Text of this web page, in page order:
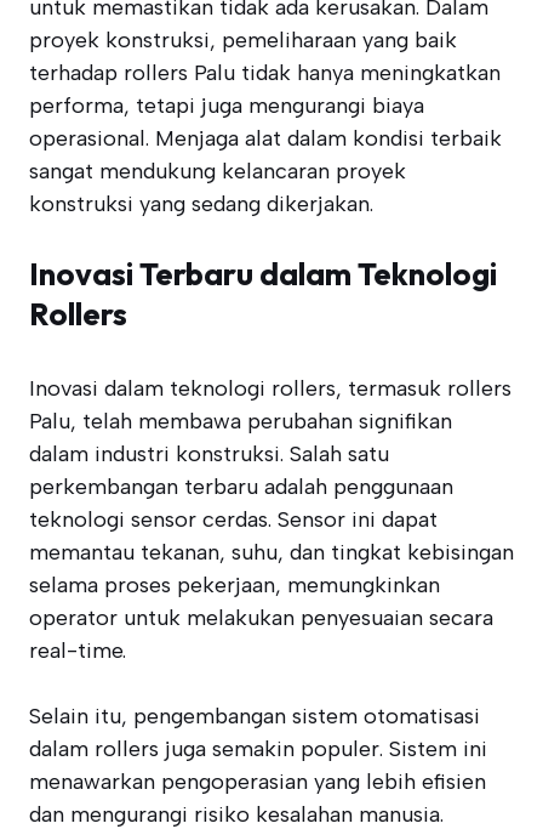
untuk memastikan tidak ada kerusakan. Dalam
proyek konstruksi, pemeliharaan yang baik
terhadap rollers Palu tidak hanya meningkatkan
performa, tetapi juga mengurangi biaya
operasional. Menjaga alat dalam kondisi terbaik
sangat mendukung kelancaran proyek
konstruksi yang sedang dikerjakan.
Inovasi Terbaru dalam Teknologi
Rollers
Inovasi dalam teknologi rollers, termasuk rollers
Palu, telah membawa perubahan signifikan
dalam industri konstruksi. Salah satu
perkembangan terbaru adalah penggunaan
teknologi sensor cerdas. Sensor ini dapat
memantau tekanan, suhu, dan tingkat kebisingan
selama proses pekerjaan, memungkinkan
operator untuk melakukan penyesuaian secara
real-time.
Selain itu, pengembangan sistem otomatisasi
dalam rollers juga semakin populer. Sistem ini
menawarkan pengoperasian yang lebih efisien
dan mengurangi risiko kesalahan manusia.